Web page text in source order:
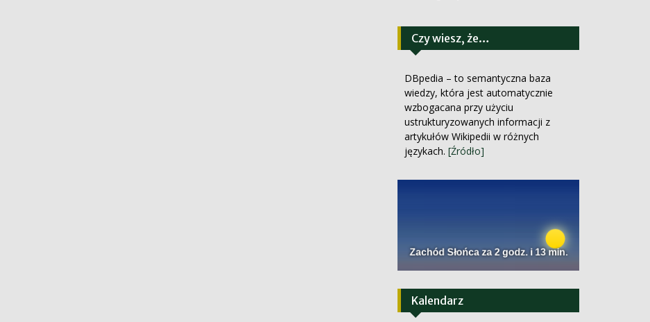
Czy wiesz, że…
DBpedia – to semantyczna baza
wiedzy, która jest automatycznie
wzbogacana przy użyciu
ustrukturyzowanych informacji z
artykułów Wikipedii w różnych
językach. [Źródło]
Kalendarz